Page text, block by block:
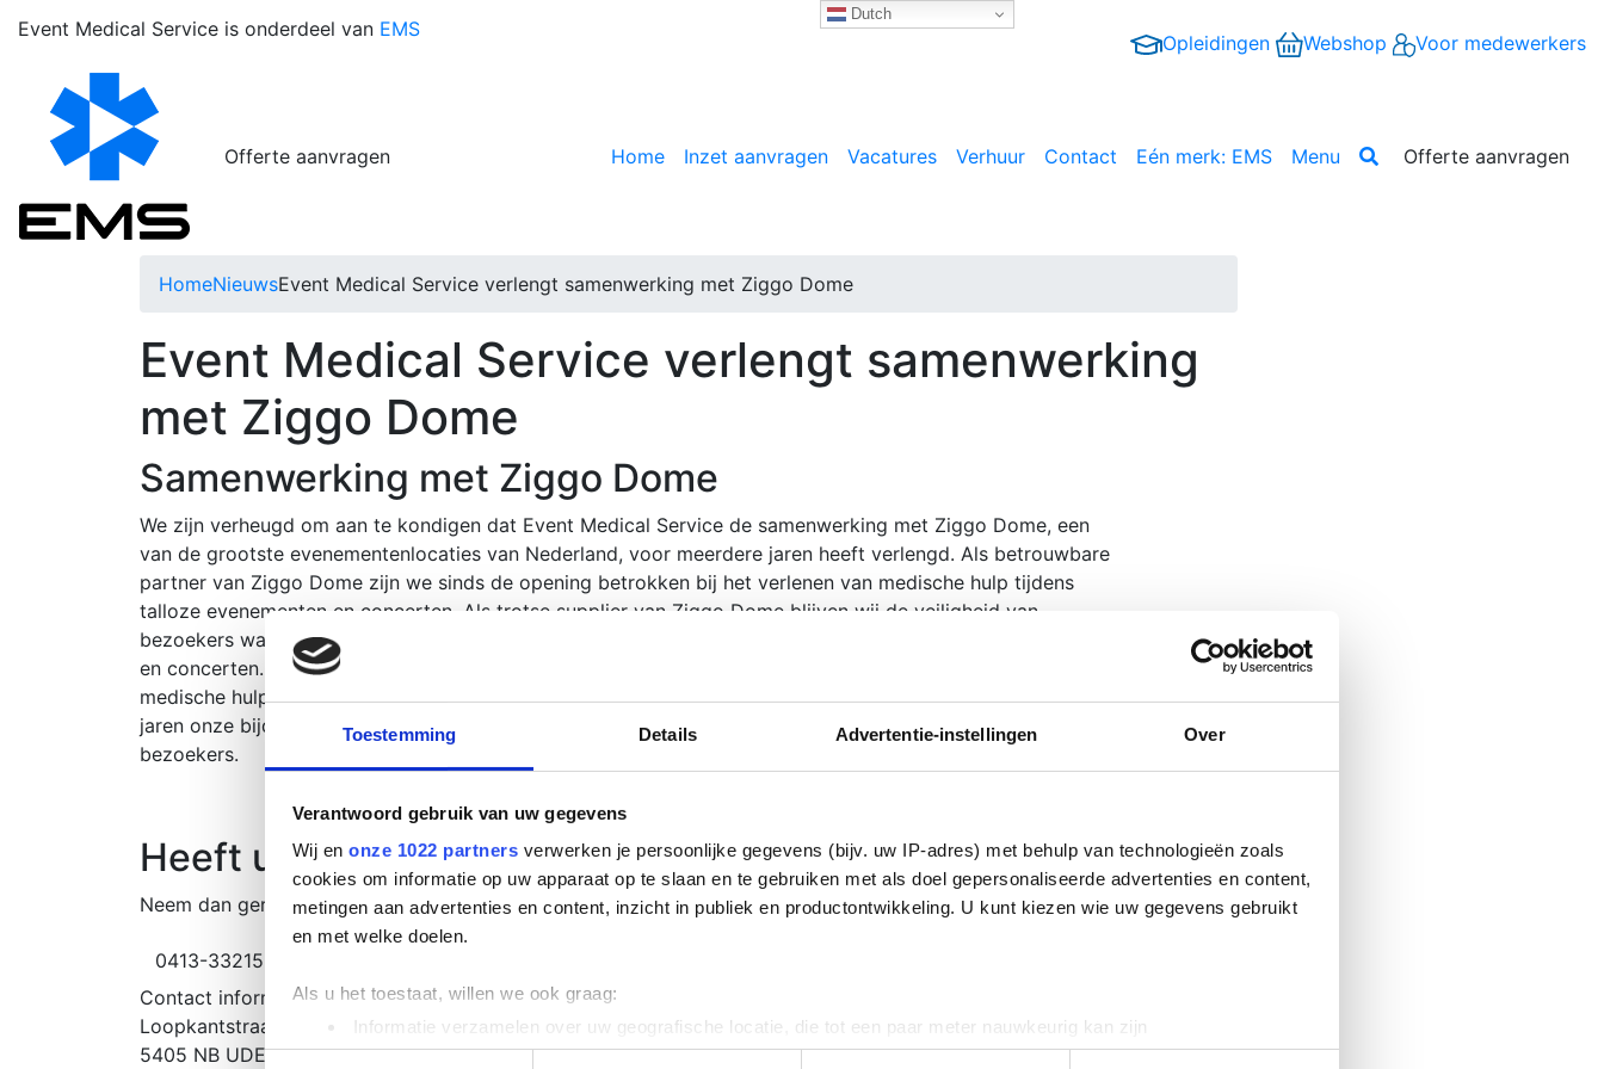
Toestemming Details Advertentie-instellingen Over
Verantwoord gebruik van uw gegevens
Wij en onze 1022 partners verwerken je persoonlijke gegevens (bijv. uw IP-adres) met behulp van technologieën zoals
cookies om informatie op uw apparaat op te slaan en te gebruiken met als doel gepersonaliseerde advertenties en content,
metingen aan advertenties en content, inzicht in publiek en productontwikkeling. U kunt kiezen wie uw gegevens gebruikt
en met welke doelen.
Als u het toestaat, willen we ook graag:
Informatie verzamelen over uw geografische locatie, die tot een paar meter nauwkeurig kan zijn
Uw apparaat identificeren door het actief te scannen op specifieke eigenschappen (fingerprinting)
Toestemmingsselectie
Event Medical Service is onderdeel van EMS
Dutch
Opleidingen Webshop Voor medewerkers
Offerte aanvragen Home Inzet aanvragen Vacatures Verhuur Contact Eén merk: EMS Menu Offerte aanvragen
HomeNieuwsEvent Medical Service verlengt samenwerking met Ziggo Dome
Event Medical Service verlengt samenwerking
met Ziggo Dome
Samenwerking met Ziggo Dome
We zijn verheugd om aan te kondigen dat Event Medical Service de samenwerking met Ziggo Dome, een
van de grootste evenementenlocaties van Nederland, voor meerdere jaren heeft verlengd. Als betrouwbare
partner van Ziggo Dome zijn we sinds de opening betrokken bij het verlenen van medische hulp tijdens
talloze evenementen en concerten. Als trotse supplier van Ziggo Dome blijven wij de veiligheid van
bezoekers waarborgen door hoogwaardige medische ondersteuning te bieden tijdens de vele evenementen
en concerten. Deze verlengde samenwerking stelt ons in staat om onze expertise op het gebied van
medische hulpverlening te blijven inzetten en verder te versterken. Wij kijken ernaar uit om ook de komende
jaren onze bijdrage te leveren aan de veiligheid en bij te dragen aan de onvergetelijke ervaring van alle
bezoekers.
Heeft u nog vragen?
Neem dan gerust contact met ons op en u wordt zo spoedig mogelijk geholpen.
0413-332152
Contact informatie
Loopkantstraat 2-E
5405 NB UDEN
Directe links
Betrouwbare, deskundige en
representatieve medewerkers
Opleidingen
Nieuws
Linkedin